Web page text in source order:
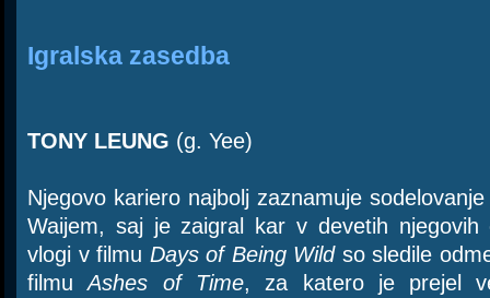
Igralska zasedba
TONY LEUNG (g. Yee)
Njegovo kariero najbolj zaznamuje
Waijem, saj je zaigral kar v devetih njegovih
vlogi v filmu Days of Being Wildso sledile
filmuAshes of Time, za katero je prejel